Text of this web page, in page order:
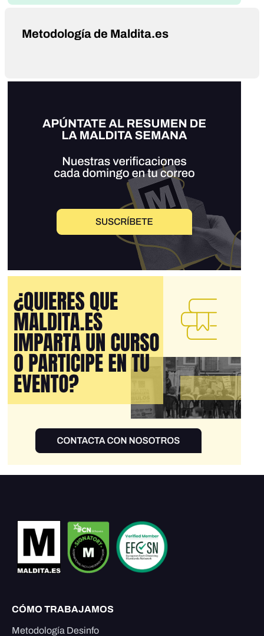
Metodología de Maldita.es
CÓMO TRABAJAMOS
Metodología Desinfo